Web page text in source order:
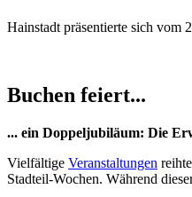
Hainstadt präsentierte sich vom
Buchen feiert...
... ein Doppeljubiläum: Die
Vielfältige Veranstaltungen
Stadteil-Wochen. Während